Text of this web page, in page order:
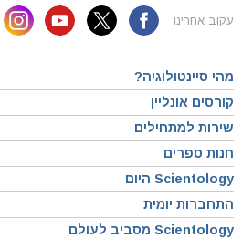
עקוב אחרינו
מהי סיינטולוגיה?
קורסים אונליין
שירות למתחילים
חנות ספרים
Scientology היום
התחברות יומית
Scientology מסביב לעולם